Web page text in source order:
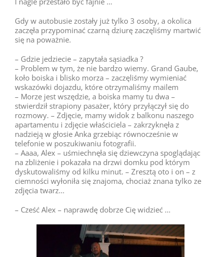
Gdy w autobusie zostały już tylko 3 osoby, a okolica
zaczęła przypominać czarną dziurę zaczęliśmy martwić
się na poważnie.
– Gdzie jedziecie – zapytała sąsiadka ?
– Problem w tym, że nie bardzo wiemy. Grand Gaube,
koło boiska i blisko morza – zaczęliśmy wymieniać
wskazówki dojazdu, które otrzymaliśmy mailem
– Morze jest wszędzie, a boiska mamy tu dwa –
stwierdził strapiony pasażer, który przyłączył się do
rozmowy. – Zdjęcie, mamy widok z balkonu naszego
apartamentu i zdjęcie właściciela – zakrzyknęła z
nadzieją w głosie Anka grzebiąc równocześnie w
telefonie w poszukiwaniu fotografii.
– Aaaa, Alex – uśmiechnęła się dziewczyna spoglądając
na zbliżenie i pokazała na drzwi domku pod którym
dyskutowaliśmy od kilku minut. – Zresztą oto i on – z
ciemności wyłoniła się znajoma, chociaż znana tylko ze
zdjęcia twarz…
– Cześć Alex – naprawdę dobrze Cię widzieć …